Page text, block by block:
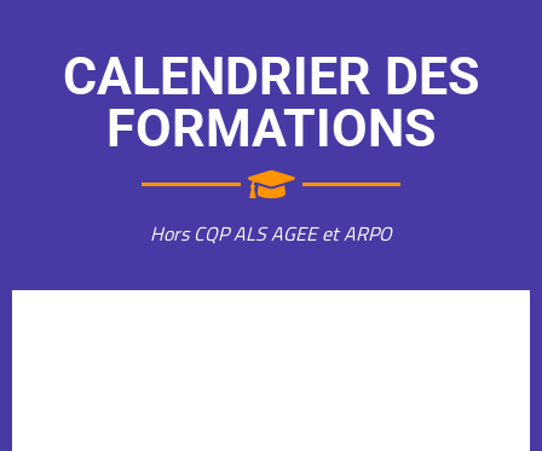
CALENDRIER DES
FORMATIONS
Hors CQP ALS AGEE et ARPO